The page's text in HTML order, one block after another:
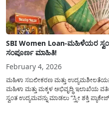
SBI Women Loan-ಮಹಿಳೆಯರ ಸ್ವಂತ
ಸಂಪೂರ್ಣ ಮಾಹಿತಿ!
February 4, 2026
ಮಹಿಳಾ ಸಬಲೀಕರಣ ಮತ್ತು
ಮಹಿಳಾ ಮತ್ತು ಮಕ್ಕಳ ಅಭಿವೃದ್ಧಿ ಇಲಾಖೆಯ
ಸ್ವಂತ ಉದ್ಯಮವನ್ನು ಮಾಡಲು “ಸ್ತ್ರೀ ಶಕ್ತಿ